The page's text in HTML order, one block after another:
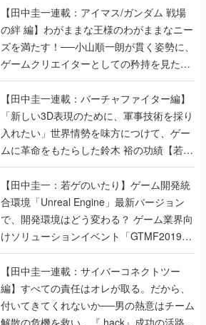
【田中圭一連載：アイマス/ガンダム 戦場
の絆 編】わがままな王様のわがままなニー
ズを満たす！──小山順一朗が貫く姿勢に、
ゲームクリエイターとしての矜持を見た
【若ゲのいたり最終回】
【田中圭一連載：バーチャファイター編】
「新しい3D表現のために、軍事技術を採り
入れたい」世界情勢を味方につけて、ゲー
ムに革命をもたらした鈴木 裕の功績【若ゲ
のいたり】
【田中圭一：若ゲのいたり】ゲーム開発統
合環境「Unreal Engine」最新バージョン
で、開発環境はどう変わる？ ゲーム業界向
けソリューションイベント「GTMF2019」
に行って、より理解を深めよう【PR】
【田中圭一連載：サイバーコネクトツー
編】すべての責任はオレが取る。だから、
付いてきてくれないか──男の熱意はチーム